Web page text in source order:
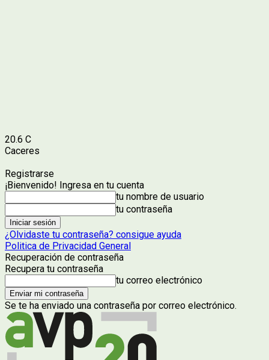
20.6 C
Caceres
Registrarse
¡Bienvenido! Ingresa en tu cuenta
tu nombre de usuario
tu contraseña
¿Olvidaste tu contraseña? consigue ayuda
Politica de Privacidad General
Recuperación de contraseña
Recupera tu contraseña
tu correo electrónico
Se te ha enviado una contraseña por correo electrónico.